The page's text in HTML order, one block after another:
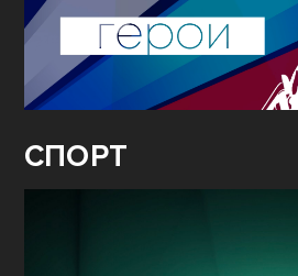
СПОРТ